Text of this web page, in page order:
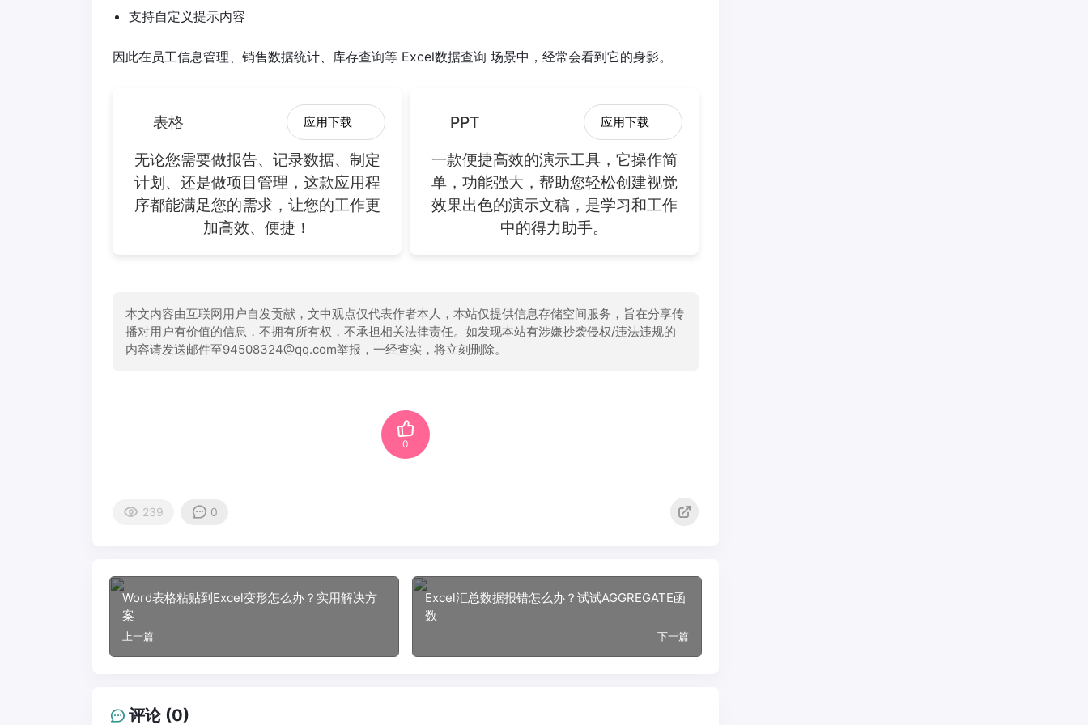
支持自定义提示内容
因此在员工信息管理、销售数据统计、库存查询等 Excel数据查询 场景中，经常会看到它的身影。
表格 应用下载
无论您需要做报告、记录数据、制定
计划、还是做项目管理，这款应用程
序都能满足您的需求，让您的工作更
加高效、便捷！
PPT 应用下载
一款便捷高效的演示工具，它操作简
单，功能强大，帮助您轻松创建视觉
效果出色的演示文稿，是学习和工作
中的得力助手。
本文内容由互联网用户自发贡献，文中观点仅代表作者本人，本站仅提供信息存储空间服务，旨在分享传
播对用户有价值的信息，不拥有所有权，不承担相关法律责任。如发现本站有涉嫌抄袭侵权/违法违规的
内容请发送邮件至94508324@qq.com举报，一经查实，将立刻删除。
0
239 0
Word表格粘贴到Excel变形怎么办？实用解决方
案
上一篇
Excel汇总数据报错怎么办？试试AGGREGATE函
数
下一篇
评论 (0)